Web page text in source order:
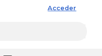
Acceder